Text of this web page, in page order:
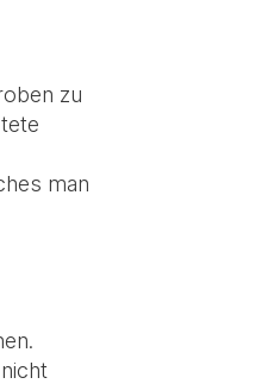
zu
man